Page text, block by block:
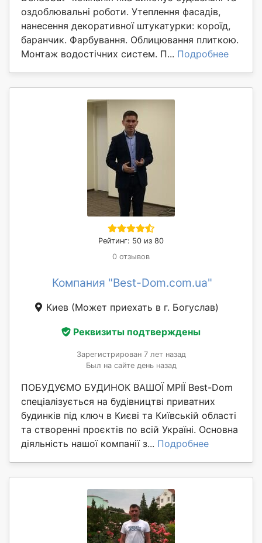
оздоблювальні роботи. Утеплення фасадів,
нанесення декоративної штукатурки: короїд,
баранчик. Фарбування. Облицювання плиткою.
Монтаж водостічних систем. П... Подробнее
Рейтинг: 50 из 80
0 отзывов
Компания "Best-Dom.com.ua"
Киев (Может приехать в г. Богуслав)
Реквизиты подтверждены
Зарегистрирован 7 лет назад
Был на сайте день назад
ПОБУДУЄМО БУДИНОК ВАШОЇ МРІЇ Best-Dom
спеціалізується на будівництві приватних
будинків під ключ в Києві та Київській області
та створенні проєктів по всій Україні. Основна
діяльність нашої компанії з... Подробнее